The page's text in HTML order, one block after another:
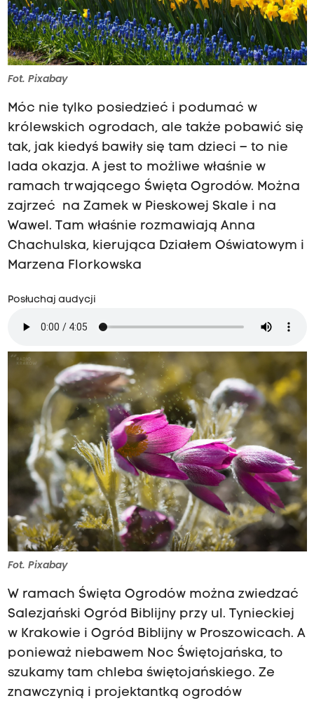
Fot. Pixabay
Móc nie tylko posiedzieć i podumać w
królewskich ogrodach, ale także pobawić się
tak, jak kiedyś bawiły się tam dzieci – to nie
lada okazja. A jest to możliwe właśnie w
ramach trwającego Święta Ogrodów. Można
zajrzeć na Zamek w Pieskowej Skale i na
Wawel. Tam właśnie rozmawiają Anna
Chachulska, kierująca Działem Oświatowym i
Marzena Florkowska
Posłuchaj audycji
Fot. Pixabay
W ramach Święta Ogrodów można zwiedzać
Salezjański Ogród Biblijny przy ul. Tynieckiej
w Krakowie i Ogród Biblijny w Proszowicach. A
ponieważ niebawem Noc Świętojańska, to
szukamy tam chleba świętojańskiego. Ze
znawczynią i projektantką ogrodów